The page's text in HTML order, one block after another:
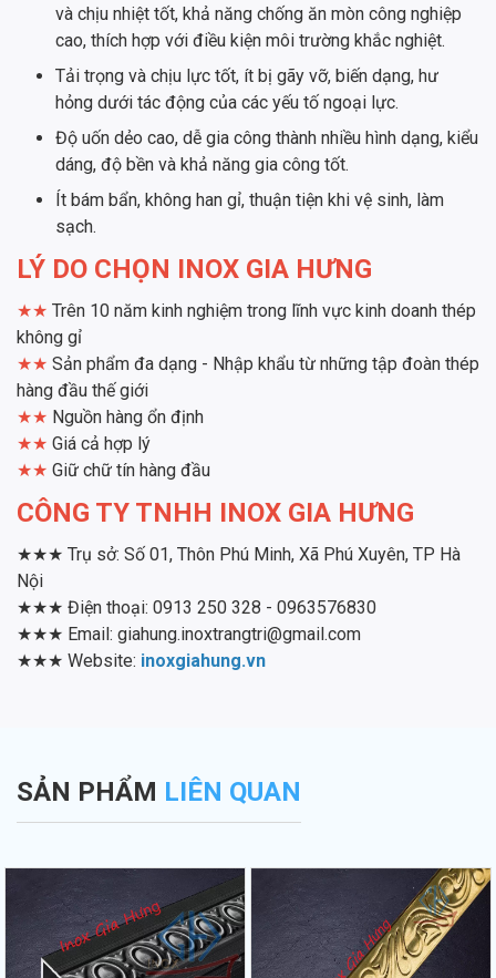
và chịu nhiệt tốt, khả năng chống ăn mòn công nghiệp
cao, thích hợp với điều kiện môi trường khắc nghiệt.
Tải trọng và chịu lực tốt, ít bị gãy vỡ, biến dạng, hư
hỏng dưới tác động của các yếu tố ngoại lực.
Độ uốn dẻo cao, dễ gia công thành nhiều hình dạng, kiểu
dáng, độ bền và khả năng gia công tốt.
Ít bám bẩn, không han gỉ, thuận tiện khi vệ sinh, làm
sạch.
LÝ DO CHỌN INOX GIA HƯNG
★★ Trên 10 năm kinh nghiệm trong lĩnh vực kinh doanh thép
không gỉ
★★ Sản phẩm đa dạng - Nhập khẩu từ những tập đoàn thép
hàng đầu thế giới
★★ Nguồn hàng ổn định
★★ Giá cả hợp lý
★★ Giữ chữ tín hàng đầu
CÔNG TY TNHH INOX GIA HƯNG
★★★ Trụ sở: Số 01, Thôn Phú Minh, Xã Phú Xuyên, TP Hà
Nội
★★★ Điện thoại: 0913 250 328 - 0963576830
★★★ Email: giahung.inoxtrangtri@gmail.com
★★★ Website: inoxgiahung.vn
SẢN PHẨM LIÊN QUAN